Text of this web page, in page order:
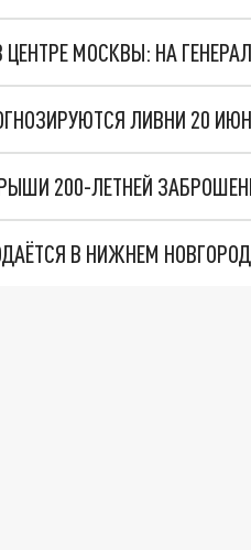
МОСКВЫ: НА
ЛИВНИ 20
В НИЖНЕМ